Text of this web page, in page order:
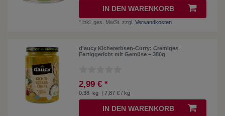
IN DEN WARENKORB
* inkl. ges. MwSt. zzgl.Versandkosten
d'aucy Kichererbsen-Curry: Cremiges
Fertiggericht mit Gemüse – 380g
2,99 € *
0.38 kg | 7,87 € / kg
IN DEN WARENKORB